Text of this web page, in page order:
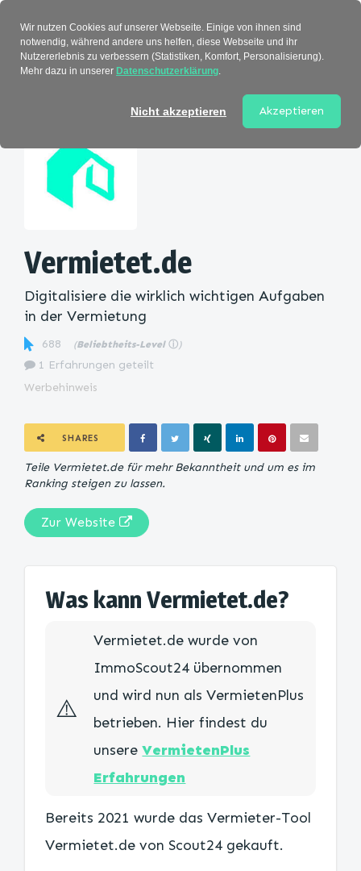
Vermietet.de
Digitalisiere die wirklich wichtigen Aufgaben
in der Vermietung
688 (Beliebtheits-Level ⓘ )
1 Erfahrungen geteilt
Werbehinweis
SHARES
Teile Vermietet.de für mehr Bekanntheit und um es im
Ranking steigen zu lassen.
Zur Website
Was kann Vermietet.de?
⚠️​​
Vermietet.de wurde von
ImmoScout24 übernommen
und wird nun als VermietenPlus
betrieben. Hier findest du
unsereVermietenPlus
Erfahrungen
Bereits 2021 wurde das Vermieter-Tool
Vermietet.de von Scout24 gekauft.
Wir nutzen Cookies auf unserer Webseite. Einige von ihnen sind
notwendig, während andere uns helfen, diese Webseite und ihr
Nutzererlebnis zu verbessern (Statistiken, Komfort, Personalisierung).
Mehr dazu in unserer Datenschutzerklärung.
Nicht akzeptieren Akzeptieren